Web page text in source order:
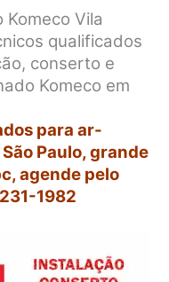
Vila
qualificados
conserto e
Komeco em
para ar-
Paulo, grande
agende pelo
1982